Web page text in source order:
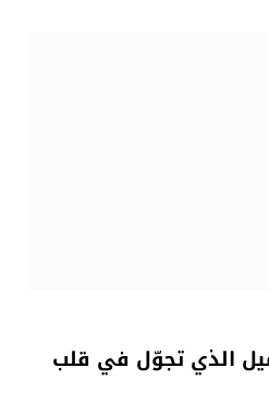
الذي تجوّل في قلب